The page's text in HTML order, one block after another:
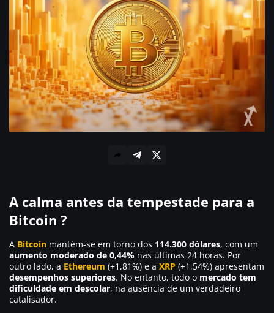
A calma antes da tempestade para a
Bitcoin ?
A Bitcoin mantém-se em torno dos 114.300 dólares, com um
aumento moderado de 0,44% nas últimas 24 horas. Por
outro lado, a Ethereum (+1,81%) e a XRP (+1,54%) apresentam
desempenhos superiores. No entanto, todo o mercado tem
dificuldade em descolar, na ausência de um verdadeiro
catalisador.